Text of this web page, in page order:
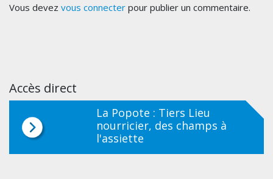
Vous devez vous connecter pour publier un commentaire.
Accès direct
La Popote : Tiers Lieu
nourricier, des champs à
l'assiette